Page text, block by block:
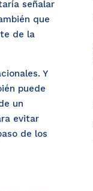
señalar
que
de la
Y
puede
un
evitar
de los